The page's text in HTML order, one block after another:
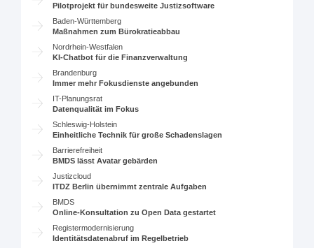
Pilotprojekt für bundesweite Justizsoftware
Baden-Württemberg
Maßnahmen zum Bürokratieabbau
Nordrhein-Westfalen
KI-Chatbot für die Finanzverwaltung
Brandenburg
Immer mehr Fokusdienste angebunden
IT-Planungsrat
Datenqualität im Fokus
Schleswig-Holstein
Einheitliche Technik für große Schadenslagen
Barrierefreiheit
BMDS lässt Avatar gebärden
Justizcloud
ITDZ Berlin übernimmt zentrale Aufgaben
BMDS
Online-Konsultation zu Open Data gestartet
Registermodernisierung
Identitätsdatenabruf im Regelbetrieb